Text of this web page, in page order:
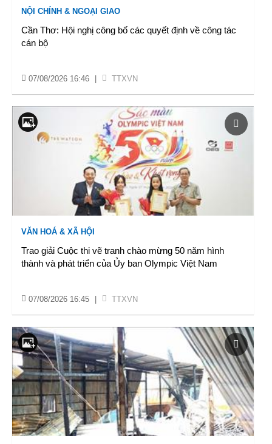
NỘI CHÍNH & NGOẠI GIAO
Cần Thơ: Hội nghị công bố các quyết định về công tác
cán bộ
07/08/2026 16:46 TTXVN
VĂN HOÁ & XÃ HỘI
Trao giải Cuộc thi vẽ tranh chào mừng 50 năm hình
thành và phát triển của Ủy ban Olympic Việt Nam
07/08/2026 16:45 TTXVN